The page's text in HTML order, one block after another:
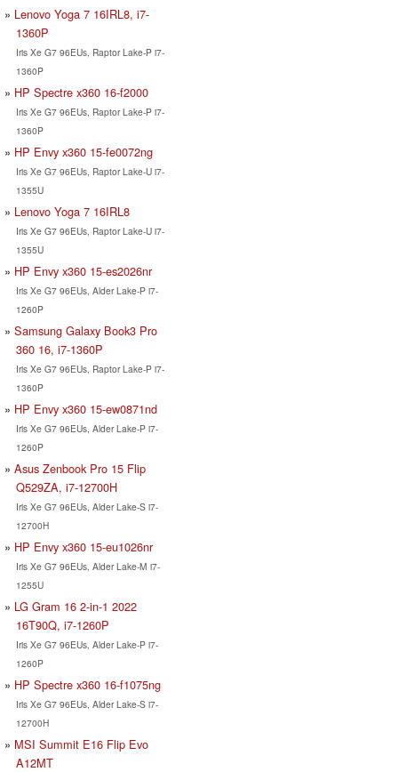
Lenovo Yoga 7 16IRL8, i7-
1360P
Iris Xe G7 96EUs, Raptor Lake-P i7-
1360P
HP Spectre x360 16-f2000
Iris Xe G7 96EUs, Raptor Lake-P i7-
1360P
HP Envy x360 15-fe0072ng
Iris Xe G7 96EUs, Raptor Lake-U i7-
1355U
Lenovo Yoga 7 16IRL8
Iris Xe G7 96EUs, Raptor Lake-U i7-
1355U
HP Envy x360 15-es2026nr
Iris Xe G7 96EUs, Alder Lake-P i7-
1260P
Samsung Galaxy Book3 Pro
360 16, i7-1360P
Iris Xe G7 96EUs, Raptor Lake-P i7-
1360P
HP Envy x360 15-ew0871nd
Iris Xe G7 96EUs, Alder Lake-P i7-
1260P
Asus Zenbook Pro 15 Flip
Q529ZA, i7-12700H
Iris Xe G7 96EUs, Alder Lake-S i7-
12700H
HP Envy x360 15-eu1026nr
Iris Xe G7 96EUs, Alder Lake-M i7-
1255U
LG Gram 16 2-in-1 2022
16T90Q, i7-1260P
Iris Xe G7 96EUs, Alder Lake-P i7-
1260P
HP Spectre x360 16-f1075ng
Iris Xe G7 96EUs, Alder Lake-S i7-
12700H
MSI Summit E16 Flip Evo
A12MT